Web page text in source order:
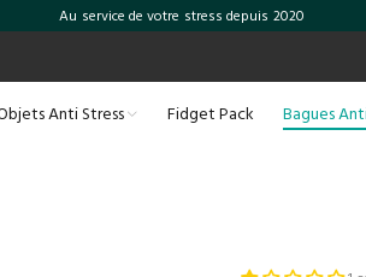
Au service de votre stress depuis 2020
Anti Stress Fidget Pack Bagues